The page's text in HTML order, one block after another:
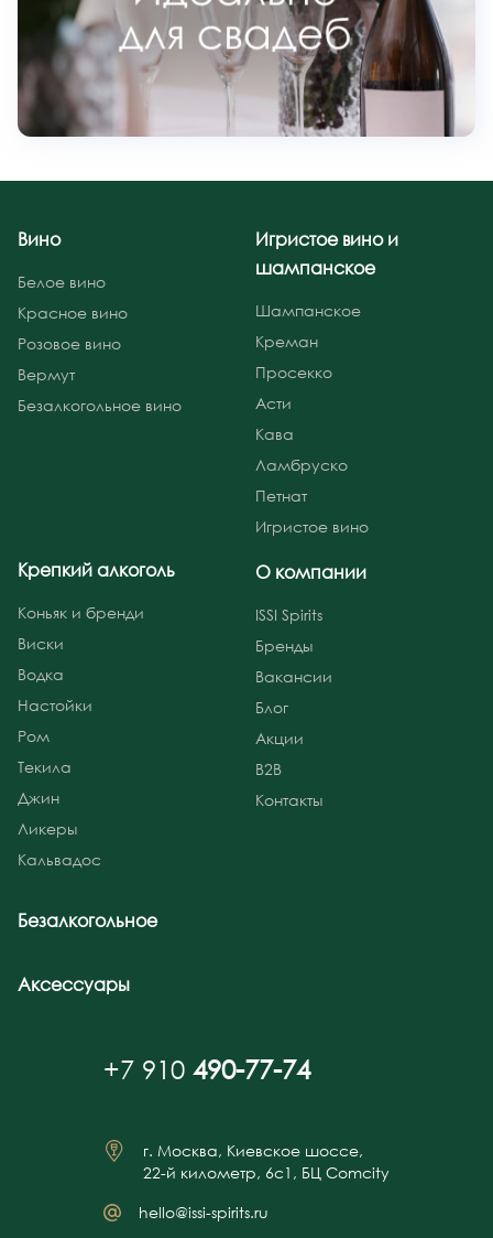
Вино
Белое вино
Красное вино
Розовое вино
Вермут
Безалкогольное вино
Игристое вино и
шампанское
Шампанское
Креман
Просекко
Асти
Кава
Ламбруско
Петнат
Игристое вино
Крепкий алкоголь
Коньяк и бренди
Виски
Водка
Настойки
Ром
Текила
Джин
Ликеры
Кальвадос
Безалкогольное
Аксессуары
О компании
ISSI Spirits
Бренды
Вакансии
Блог
Акции
B2B
Контакты
+7 910 490-77-74
г. Москва, Киевское шоссе,
22-й километр, 6с1, БЦ Comcity
hello@issi-spirits.ru